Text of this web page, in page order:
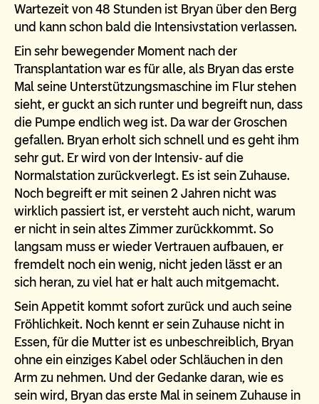
Wartezeit von 48 Stunden ist Bryan über den Berg
und kann schon bald die Intensivstation verlassen.
Ein sehr bewegender Moment nach der
Transplantation war es für alle, als Bryan das erste
Mal seine Unterstützungsmaschine im Flur stehen
sieht, er guckt an sich runter und begreift nun, dass
die Pumpe endlich weg ist. Da war der Groschen
gefallen. Bryan erholt sich schnell und es geht ihm
sehr gut. Er wird von der Intensiv- auf die
Normalstation zurückverlegt. Es ist sein Zuhause.
Noch begreift er mit seinen 2 Jahren nicht was
wirklich passiert ist, er versteht auch nicht, warum
er nicht in sein altes Zimmer zurückkommt. So
langsam muss er wieder Vertrauen aufbauen, er
fremdelt noch ein wenig, nicht jeden lässt er an
sich heran, zu viel hat er halt auch mitgemacht.
Sein Appetit kommt sofort zurück und auch seine
Fröhlichkeit. Noch kennt er sein Zuhause nicht in
Essen, für die Mutter ist es unbeschreiblich, Bryan
ohne ein einziges Kabel oder Schläuchen in den
Arm zu nehmen. Und der Gedanke daran, wie es
sein wird, Bryan das erste Mal in seinem Zuhause in